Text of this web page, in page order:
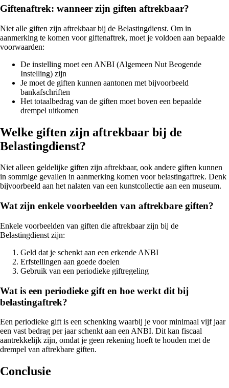
Giftenaftrek: wanneer zijn giften aftrekbaar?
Niet alle giften zijn aftrekbaar bij de Belastingdienst. Om in
aanmerking te komen voor giftenaftrek, moet je voldoen aan bepaalde
voorwaarden:
De instelling moet een ANBI (Algemeen Nut Beogende
Instelling) zijn
Je moet de giften kunnen aantonen met bijvoorbeeld
bankafschriften
Het totaalbedrag van de giften moet boven een bepaalde
drempel uitkomen
Welke giften zijn aftrekbaar bij de
Belastingdienst?
Niet alleen geldelijke giften zijn aftrekbaar, ook andere giften kunnen
in sommige gevallen in aanmerking komen voor belastingaftrek. Denk
bijvoorbeeld aan het nalaten van een kunstcollectie aan een museum.
Wat zijn enkele voorbeelden van aftrekbare giften?
Enkele voorbeelden van giften die aftrekbaar zijn bij de
Belastingdienst zijn:
Geld dat je schenkt aan een erkende ANBI
Erfstellingen aan goede doelen
Gebruik van een periodieke giftregeling
Wat is een periodieke gift en hoe werkt dit bij
belastingaftrek?
Een periodieke gift is een schenking waarbij je voor minimaal vijf jaar
een vast bedrag per jaar schenkt aan een ANBI. Dit kan fiscaal
aantrekkelijk zijn, omdat je geen rekening hoeft te houden met de
drempel van aftrekbare giften.
Conclusie